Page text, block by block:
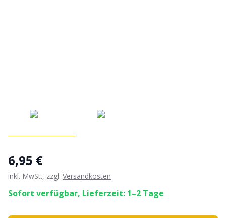
6,95 €
inkl. MwSt., zzgl. Versandkosten
Sofort verfügbar, Lieferzeit: 1–2 Tage